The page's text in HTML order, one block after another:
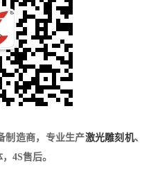
制造商，专业生产激光雕刻机、
4S售后。